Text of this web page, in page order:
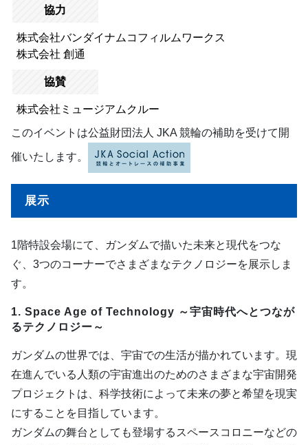
協力
株式会社バンダイナムコフィルムワークス
株式会社 創通
協賛
株式会社ミュージアムクルー
このイベントは公益財団法人 JKA 競輪の補助を受けて開
催いたします。
展示
1階特設会場にて、ガンダムで描いた未来と現代をつな
ぐ、3つのコーナーでさまざまなテクノロジーを展示しま
す。
1. Space Age of Technology ～宇宙時代へとつなが
るテクノロジー～
ガンダムの世界では、宇宙での生活が描かれています。現
在進んでいる人類の宇宙進出のためのさまざまな宇宙開発
プロジェクトは、科学技術によって未来の夢と希望を現実
にすることを目指しています。
ガンダムの舞台としても登場するスペースコロニーなどの